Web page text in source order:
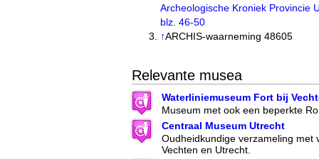
Archeologische Kroniek Provincie
blz. 46-50
↑ARCHIS-waarneming 48605
Relevante musea
Waterliniemuseum Fort bij
Museum met ook een beperkte
Centraal Museum Utrecht
Oudheidkundige verzameling met
Vechten en Utrecht.